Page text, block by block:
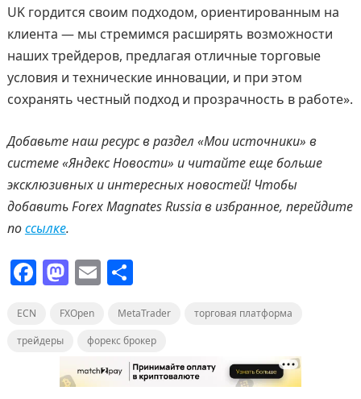
UK гордится своим подходом, ориентированным на
клиента — мы стремимся расширять возможности
наших трейдеров, предлагая отличные торговые
условия и технические инновации, и при этом
сохранять честный подход и прозрачность в работе».
Добавьте наш ресурс в раздел «Мои источники» в
системе «Яндекс Новости» и читайте еще больше
эксклюзивных и интересных новостей! Чтобы
добавитьForexMagnatesRussiaв избранное, перейдите
поссылке.
F
a
e
M
a
st
d
E
m
ai
l
О
п
р
а
ECN FXOpen MetaTrader
торговая платформа
трейдеры
форекс брокер